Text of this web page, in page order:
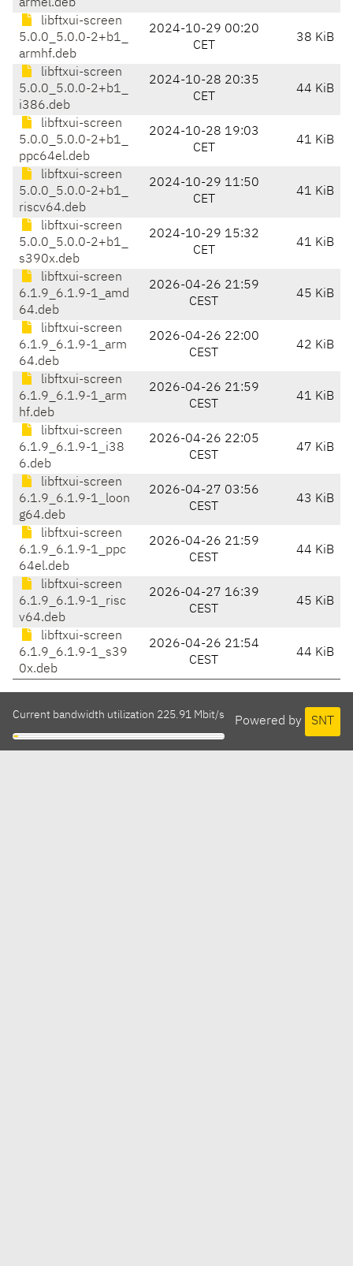
armel.deb
libftxui-screen
5.0.0_5.0.0-2+b1_
armhf.deb
2024-10-29 00:20
CET
38 KiB
libftxui-screen
5.0.0_5.0.0-2+b1_
i386.deb
2024-10-28 20:35
CET
44 KiB
libftxui-screen
5.0.0_5.0.0-2+b1_
ppc64el.deb
2024-10-28 19:03
CET
41 KiB
libftxui-screen
5.0.0_5.0.0-2+b1_
riscv64.deb
2024-10-29 11:50
CET
41 KiB
libftxui-screen
5.0.0_5.0.0-2+b1_
s390x.deb
2024-10-29 15:32
CET
41 KiB
libftxui-screen
6.1.9_6.1.9-1_amd
64.deb
2026-04-26 21:59
CEST
45 KiB
libftxui-screen
6.1.9_6.1.9-1_arm
64.deb
2026-04-26 22:00
CEST
42 KiB
libftxui-screen
6.1.9_6.1.9-1_arm
hf.deb
2026-04-26 21:59
CEST
41 KiB
libftxui-screen
6.1.9_6.1.9-1_i38
6.deb
2026-04-26 22:05
CEST
47 KiB
libftxui-screen
6.1.9_6.1.9-1_loon
g64.deb
2026-04-27 03:56
CEST
43 KiB
libftxui-screen
6.1.9_6.1.9-1_ppc
64el.deb
2026-04-26 21:59
CEST
44 KiB
libftxui-screen
6.1.9_6.1.9-1_risc
v64.deb
2026-04-27 16:39
CEST
45 KiB
libftxui-screen
6.1.9_6.1.9-1_s39
0x.deb
2026-04-26 21:54
CEST
44 KiB
Powered by SNT
Current bandwidth utilization 225.91 Mbit/s